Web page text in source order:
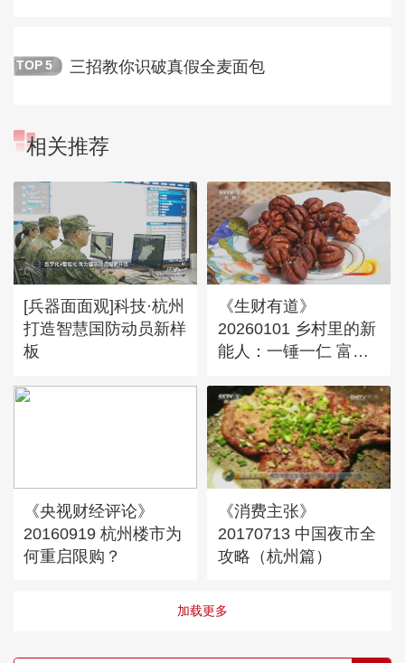
TOP 5 三招教你识破真假全麦面包
相关推荐
[兵器面面观]科技·杭州
打造智慧国防动员新样
板
《生财有道》
20260101 乡村里的新
能人：一锤一仁 富一
《央视财经评论》
20160919 杭州楼市为
何重启限购？
《消费主张》
20170713 中国夜市全
攻略（杭州篇）
加载更多